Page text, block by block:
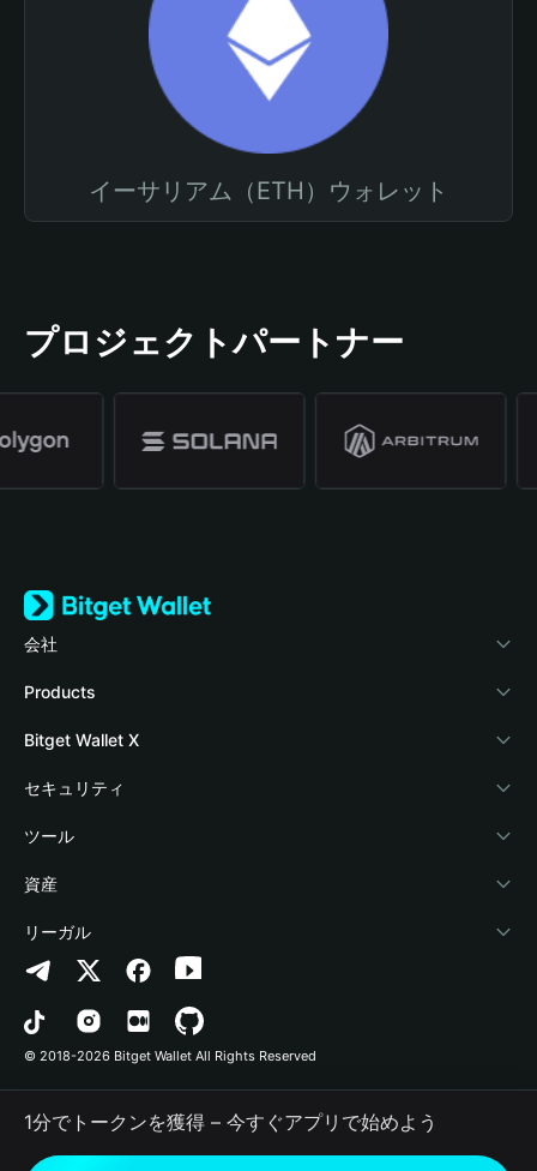
イーサリアム（ETH）ウォレット
プロジェクトパートナー
会社
Bitget Walletについて
ブログ
アカデミー
暗号資産ニュース
Help Center
お問い合わせ
ブランドリソース
キャリア
Products
Crypto Card
Stablecoin Earn
Payfi Crypto
Crypto Swap API
Altcoin Season Index
Prediction Markets
DApp
RWA
Bitget Wallet X
デベロッパー
ウォレットを接続
Bitget Wallet Pay
プロジェクトを掲載
セキュリティ
保護基金
セキュリティ技術
ツール
暗号資産を購入
認証検出
コントラクト検出
一括送金
資産
Arbitrum
Avalanche
Bitcoin
Polygon
リーガル
プライバシーポリシー
利用規約
© 2018-2026 Bitget Wallet All Rights Reserved
1分でトークンを獲得 – 今すぐアプリで始めよう